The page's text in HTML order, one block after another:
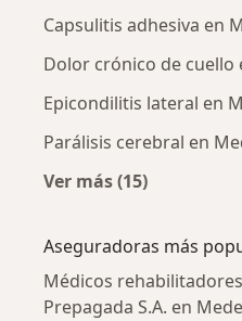
Capsulitis adhesiva en
Dolor crónico de cuello
Epicondilitis lateral en
Parálisis cerebral en
Ver más (15)
Aseguradoras más
Médicos
Prepagada S.A. en